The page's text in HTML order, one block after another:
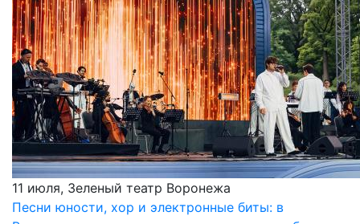
11 июля, Зеленый театр Воронежа
Песни юности, хор и электронные биты: в